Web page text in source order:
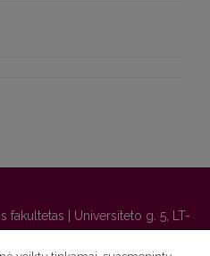
fakultetas | Universiteto g. 5, LT-